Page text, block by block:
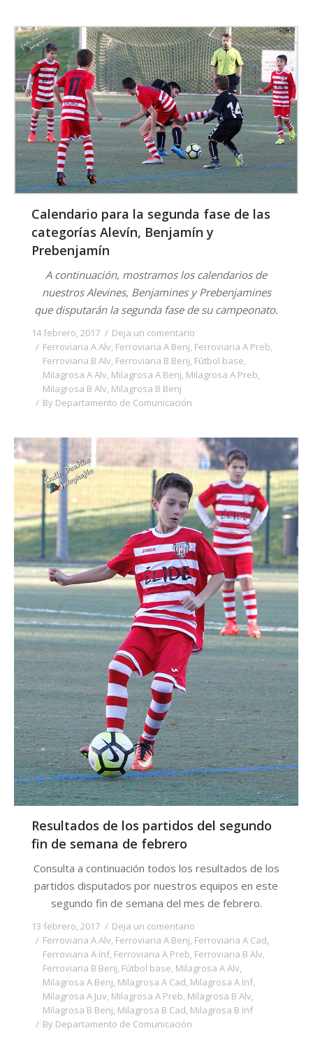
Calendario para la segunda fase de las
categorías Alevín, Benjamín y
Prebenjamín
A continuación, mostramos los calendarios de
nuestros Alevines, Benjamines y Prebenjamines
que disputarán la segunda fase de su campeonato.
14 febrero, 2017
Deja un comentario
Ferroviaria A Alv, Ferroviaria A Benj, Ferroviaria A Preb,
Ferroviaria B Alv, Ferroviaria B Benj, Fútbol base,
Milagrosa A Alv, Milagrosa A Benj, Milagrosa A Preb,
Milagrosa B Alv, Milagrosa B Benj
By Departamento de Comunicación
Resultados de los partidos del segundo
fin de semana de febrero
Consulta a continuación todos los resultados de los
partidos disputados por nuestros equipos en este
segundo fin de semana del mes de febrero.
13 febrero, 2017
Deja un comentario
Ferroviaria A Alv, Ferroviaria A Benj, Ferroviaria A Cad,
Ferroviaria A Inf, Ferroviaria A Preb, Ferroviaria B Alv,
Ferroviaria B Benj, Fútbol base, Milagrosa A Alv,
Milagrosa A Benj, Milagrosa A Cad, Milagrosa A Inf,
Milagrosa A Juv, Milagrosa A Preb, Milagrosa B Alv,
Milagrosa B Benj, Milagrosa B Cad, Milagrosa B Inf
By Departamento de Comunicación